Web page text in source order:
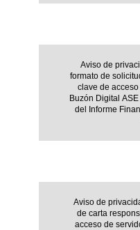
Aviso de
formato de
clave de
Buzón Digital
del Informe
Aviso de
de carta
acceso de